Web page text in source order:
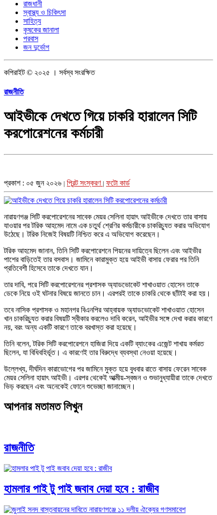
রাজধানী
স্বাস্থ্য ও চিকিৎসা
সাহিত্য
কৃষকের জানালা
পরবাস
জন দুর্ভোগ
কপিরাইট © ২০২৫ । সর্বস্ব সংরক্ষিত
রাজনীতি
আইভীকে দেখতে গিয়ে চাকরি হারালেন সিটি
করপোরেশনের কর্মচারী
প্রকাশ : ০৫ জুন ২০২৬ | প্রিন্ট সংস্করণ | ফটো কার্ড
নারায়ণগঞ্জ সিটি করপোরেশনের সাবেক মেয়র সেলিনা হায়াৎ আইভীকে দেখতে তার বাসায়
যাওয়ার পর টরিক আহমেদ নামে এক চতুর্থ শ্রেণির কর্মচারীকে চাকরিচ্যুত করার অভিযোগ
উঠেছে। টরিক নিজেই বিষয়টি নিশ্চিত করে এ অভিযোগ করেছেন।
টরিক আহমেদ জানান, তিনি সিটি করপোরেশনে পিয়নের দায়িত্বে ছিলেন এবং আইভীর
পাশের বাড়িতেই তার বসবাস। জামিনে কারামুক্ত হয়ে আইভী বাসায় ফেরার পর তিনি
প্রতিবেশী হিসেবে তাকে দেখতে যান।
তার দাবি, পরে সিটি করপোরেশনের প্রশাসক অ্যাডভোকেট শাখাওয়াত হোসেন তাকে
ডেকে নিয়ে ওই ঘটনার বিষয়ে জানতে চান। এরপরই তাকে চাকরি থেকে ছাঁটাই করা হয়।
তবে নাসিক প্রশাসক ও মহানগর বিএনপির আহ্বায়ক অ্যাডভোকেট শাখাওয়াত হোসেন
খান চাকরিচ্যুত করার বিষয়টি স্বীকার করলেও দাবি করেন, আইভীর সঙ্গে দেখা করার কারণে
নয়, বরং অন্য একটি কারণে তাকে বরখাস্ত করা হয়েছে।
তিনি বলেন, টরিক সিটি করপোরেশনে হাজিরা দিয়ে একটি ব্যাংকের এজেন্ট শাখায় কর্মরত
ছিলেন, যা বিধিবহির্ভূত। এ কারণেই তার বিরুদ্ধে ব্যবস্থা নেওয়া হয়েছে।
উল্লেখ্য, দীর্ঘদিন কারাভোগের পর জামিনে মুক্ত হয়ে বুধবার রাতে বাসায় ফেরেন সাবেক
মেয়র সেলিনা হায়াৎ আইভী। এরপর থেকেই আত্মীয়-স্বজন ও শুভানুধ্যায়ীরা তাকে দেখতে
ভিড় করছেন এবং অনেকেই ফোনে শুভেচ্ছা জানাচ্ছেন।
আপনার মতামত লিখুন
রাজনীতি
হামলার পাই টু পাই জবাব দেয়া হবে : রাজীব